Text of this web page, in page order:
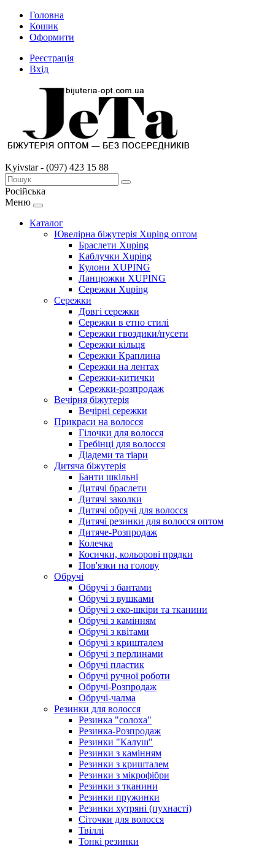
Головна
Кошик
Оформити
Реєстрація
Вхід
Kyivstar - (097) 423 15 88
Російська
Меню
Каталог
Ювелірна біжутерія Xuping оптом
Браслети Xuping
Каблучки Xuping
Кулони XUPING
Ланцюжки XUPING
Сережки Xuping
Сережки
Довгі сережки
Сережки в етно стилі
Сережки гвоздики/пусети
Сережки кільця
Сережки Краплина
Сережки на лентах
Сережки-китички
Сережки-розпродаж
Вечірня біжутерія
Вечірні сережки
Прикраси на волосся
Гілочки для волосся
Гребінці для волосся
Діадеми та тіари
Дитяча біжутерія
Банти шкільні
Дитячі браслети
Дитячі заколки
Дитячі обручі для волосся
Дитячі резинки для волосся оптом
Дитяче-Розпродаж
Колечка
Косички, кольорові прядки
Пов'язки на голову
Обручі
Обручі з бантами
Обручі з вушками
Обручі з еко-шкіри та тканини
Обручі з камінням
Обручі з квітами
Обручі з кришталем
Обручі з перлинами
Обручі пластик
Обручі ручної роботи
Обручі-Розпродаж
Обручі-чалма
Резинки для волосся
Резинка "солоха"
Резинка-Розпродаж
Резинки "Калуш"
Резинки з камінням
Резинки з кришталем
Резинки з мікрофібри
Резинки з тканини
Резинки пружинки
Резинки хутряні (пухнасті)
Сіточки для волосся
Твіллі
Тонкі резинки